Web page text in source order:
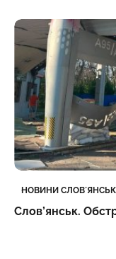
Категорія
НОВИНИ
Дата публікації
Слов’янськ.